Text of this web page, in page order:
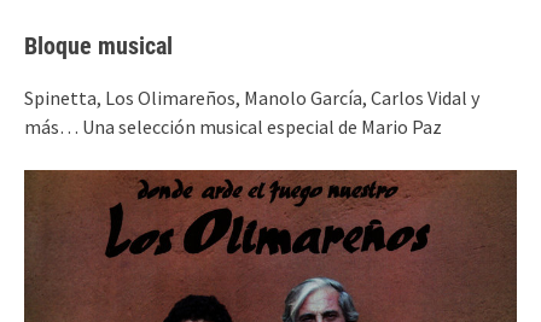
Bloque musical
Spinetta, Los Olimareños, Manolo García, Carlos Vidal y
más… Una selección musical especial de Mario Paz